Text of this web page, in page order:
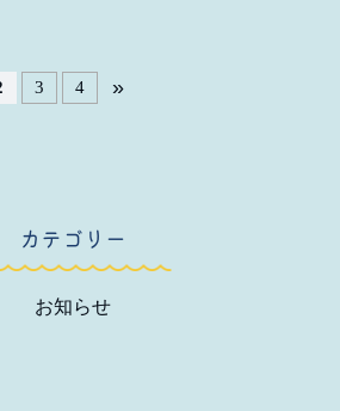
3 4 »
カテゴリー
お知らせ